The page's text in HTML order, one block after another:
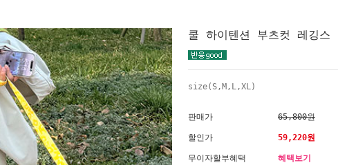
쿨 하이텐션 부츠컷 레깅스
size(S,M,L,XL)
판매가 65,800원
할인가 59,220원
무이자할부혜택 혜택보기